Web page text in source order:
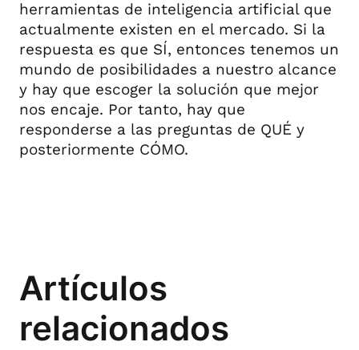
herramientas de inteligencia artificial que
actualmente existen en el mercado. Si la
respuesta es que SÍ, entonces tenemos un
mundo de posibilidades a nuestro alcance
y hay que escoger la solución que mejor
nos encaje. Por tanto, hay que
responderse a las preguntas de QUÉ y
posteriormente CÓMO.
Artículos
relacionados